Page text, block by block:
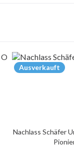
Ausverkauft
Nachlass Schäfer